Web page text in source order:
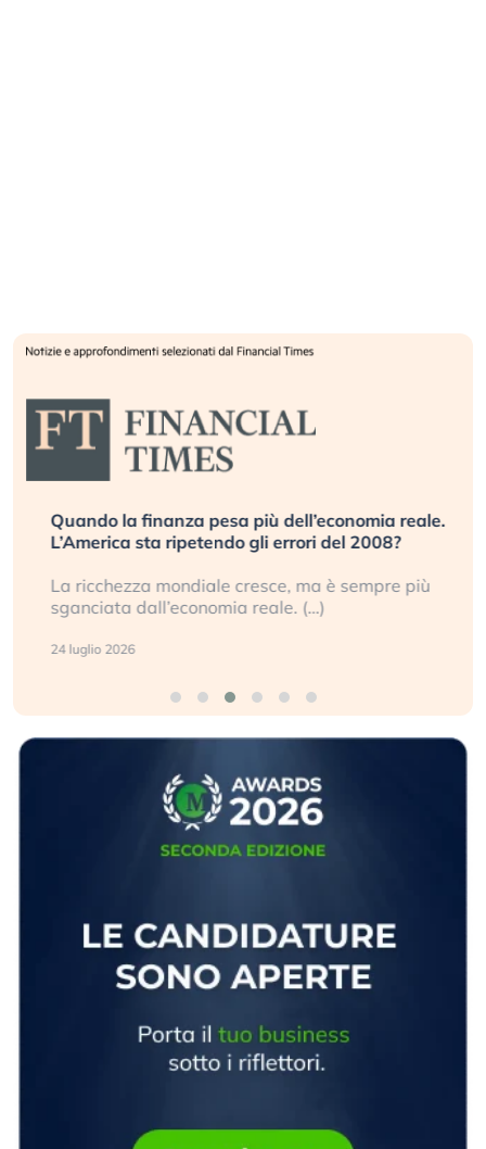
Quando la finanza pesa più dell’economia reale.
L’America sta ripetendo gli errori del 2008?
La ricchezza mondiale cresce, ma è sempre più
sganciata dall’economia reale. (…)
24 luglio 2026